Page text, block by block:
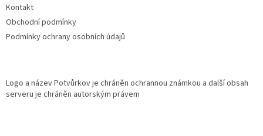
Kontakt
Obchodní podmínky
Podmínky ochrany osobních údajů
Logo a název Potvůrkov je chráněn ochrannou známkou a další obsah
serveru je chráněn autorským právem